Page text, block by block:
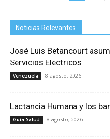
Noticias Relevantes
José Luis Betancourt
Servicios Eléctricos
Venezuela 8 agosto, 2026
Lactancia Humana y los
Guía Salud 8 agosto, 2026